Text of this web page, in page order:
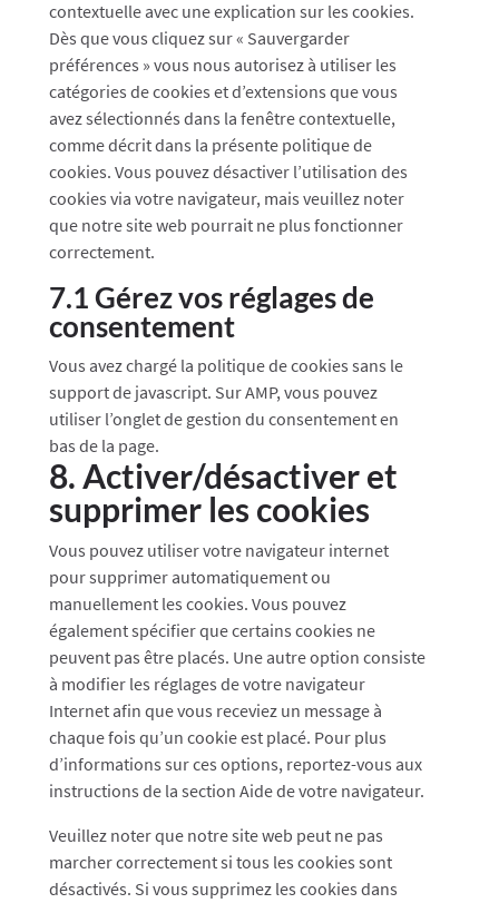
contextuelle avec une explication sur les cookies.
Dès que vous cliquez sur « Sauvergarder
préférences » vous nous autorisez à utiliser les
catégories de cookies et d’extensions que vous
avez sélectionnés dans la fenêtre contextuelle,
comme décrit dans la présente politique de
cookies. Vous pouvez désactiver l’utilisation des
cookies via votre navigateur, mais veuillez noter
que notre site web pourrait ne plus fonctionner
correctement.
7.1 Gérez vos réglages de
consentement
Vous avez chargé la politique de cookies sans le
support de javascript. Sur AMP, vous pouvez
utiliser l’onglet de gestion du consentement en
bas de la page.
8. Activer/désactiver et
supprimer les cookies
Vous pouvez utiliser votre navigateur internet
pour supprimer automatiquement ou
manuellement les cookies. Vous pouvez
également spécifier que certains cookies ne
peuvent pas être placés. Une autre option consiste
à modifier les réglages de votre navigateur
Internet afin que vous receviez un message à
chaque fois qu’un cookie est placé. Pour plus
d’informations sur ces options, reportez-vous aux
instructions de la section Aide de votre navigateur.
Veuillez noter que notre site web peut ne pas
marcher correctement si tous les cookies sont
désactivés. Si vous supprimez les cookies dans